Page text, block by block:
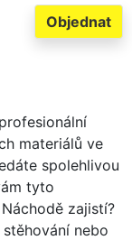
Objednat
materiálů ve
spolehlivou
tyto
zajistí?
nebo